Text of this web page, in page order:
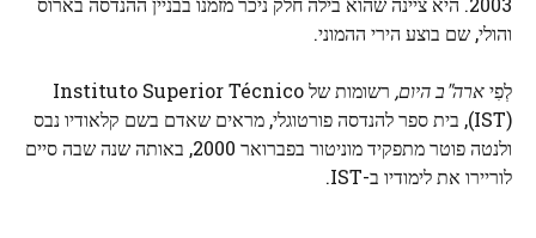
והולי, שם בוצע הירי ההמוני.
לְפִיארה"ב היום,
רשומות של Instituto Superior Técnico
(IST), בית ספר להנדסה פורטוגלי, מראים שאדם בשם קלאודיו נבס
ולנטה פוטר מתפקיד מוניטור בפברואר 2000, באותה שנה שבה סיים
לוריירו את לימודיו ב-IST.